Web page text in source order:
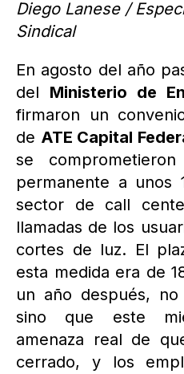
Diego Lanese /
Sindical
En agosto del año
del Ministerio de
firmaron un
de ATE Capital
se
permanente a unos
sector de call
llamadas de los
cortes de luz. El
esta medida era de
un año después,
sino que este
amenaza real de
cerrado, y los